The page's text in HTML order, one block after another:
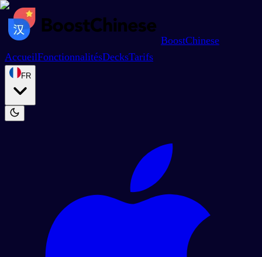
BoostChinese
AccueilFonctionnalitésDecksTarifs
FR